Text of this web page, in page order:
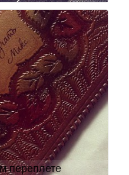
переплете